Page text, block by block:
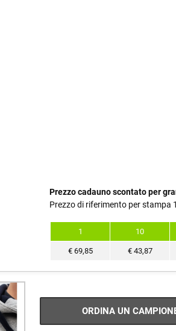
Prezzo cadauno scontato per
Prezzo di riferimento per stampa
1 10
€ 69,85 € 43,87
ORDINA UN